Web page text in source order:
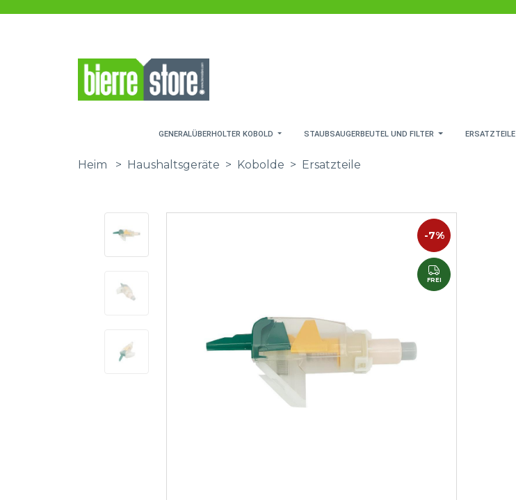
GENERALÜBERHOLTER KOBOLD STAUBSAUGERBEUTEL UND FILTER ERSATZTEILE
Heim > Haushaltsgeräte > Kobolde > Ersatzteile
-7%
FREI